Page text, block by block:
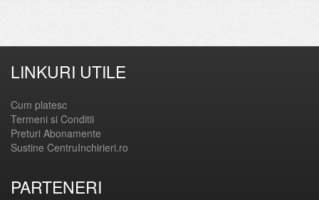
LINKURI UTILE
Cum platesc
Termeni si Conditii
Preturi Abonamente
Sustine CentruInchirieri.ro
PARTENERI